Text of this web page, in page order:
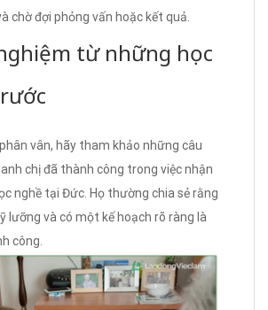
chờ đợi phỏng vấn hoặc kết quả.
từ những học
vân, hãy tham khảo những câu
chị đã thành công trong việc nhận
nghề tại Đức. Họ thường chia sẻ rằng
lưỡng và có một kế hoạch rõ ràng là
công.